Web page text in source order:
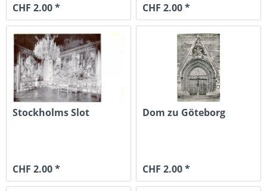
CHF 2.00 * CHF 2.00 *
Stockholms Slot
CHF 2.00 *
Dom zu Göteborg
CHF 2.00 *